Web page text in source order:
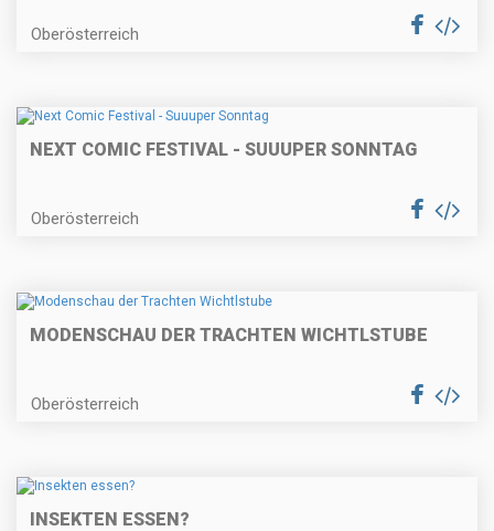
Oberösterreich
NEXT COMIC FESTIVAL - SUUUPER SONNTAG
Oberösterreich
MODENSCHAU DER TRACHTEN WICHTLSTUBE
Oberösterreich
INSEKTEN ESSEN?